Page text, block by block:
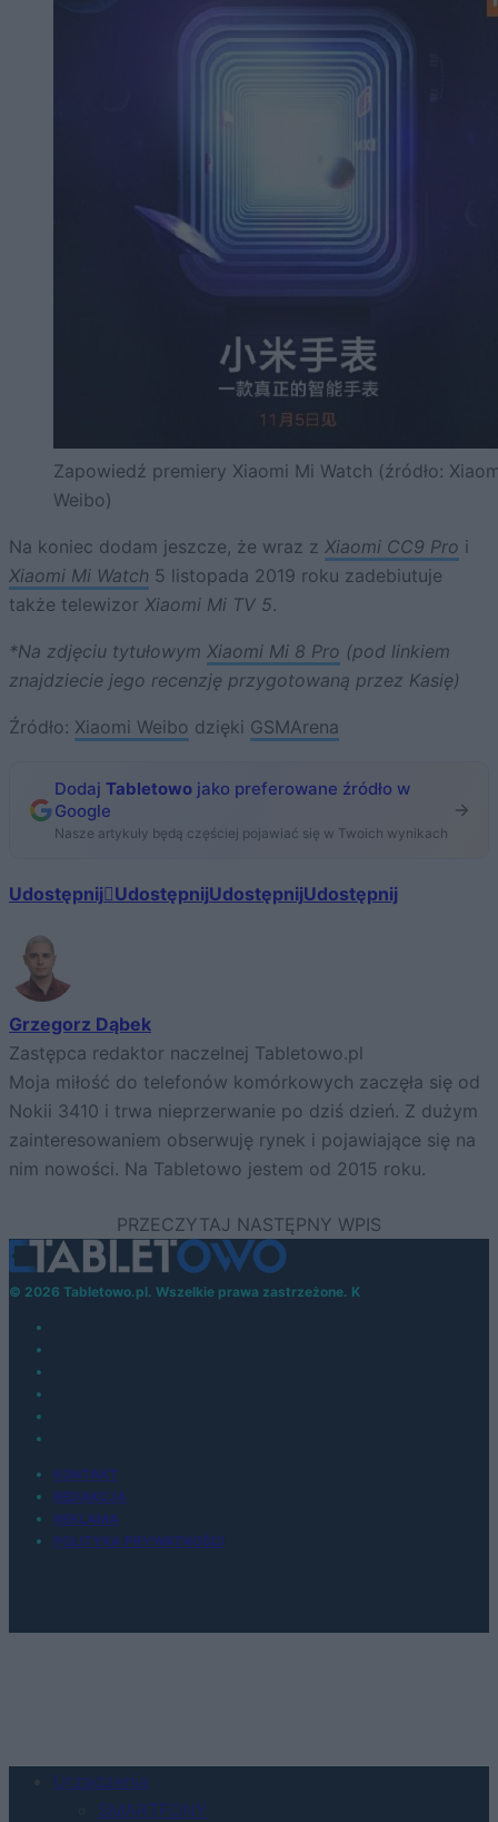
Zapowiedź premiery Xiaomi Mi Watch (źródło:
Weibo)
Na koniec dodam jeszcze, że wraz z Xiaomi CC9 Pro i
Xiaomi Mi Watch 5 listopada 2019 roku zadebiutuje
także telewizor Xiaomi Mi TV 5.
*Na zdjęciu tytułowym Xiaomi Mi 8 Pro (pod linkiem
znajdziecie jego recenzję przygotowaną przez Kasię)
Źródło: Xiaomi Weibo dzięki GSMArena
Dodaj Tabletowo jako preferowane źródło w
Google
Nasze artykuły będą częściej pojawiać się w Twoich wynikach
Udostępnij UdostępnijUdostępnijUdostępnij
Grzegorz Dąbek
Zastępca redaktor naczelnej Tabletowo.pl
Moja miłość do telefonów komórkowych zaczęła się od
Nokii 3410 i trwa nieprzerwanie po dziś dzień. Z dużym
zainteresowaniem obserwuję rynek i pojawiające się na
nim nowości. Na Tabletowo jestem od 2015 roku.
© 2026 Tabletowo.pl. Wszelkie prawa zastrzeżone. K
KONTAKT
REDAKCJA
REKLAMA
POLITYKA PRYWATNOŚCI
Urządzenia
SMARTFONY